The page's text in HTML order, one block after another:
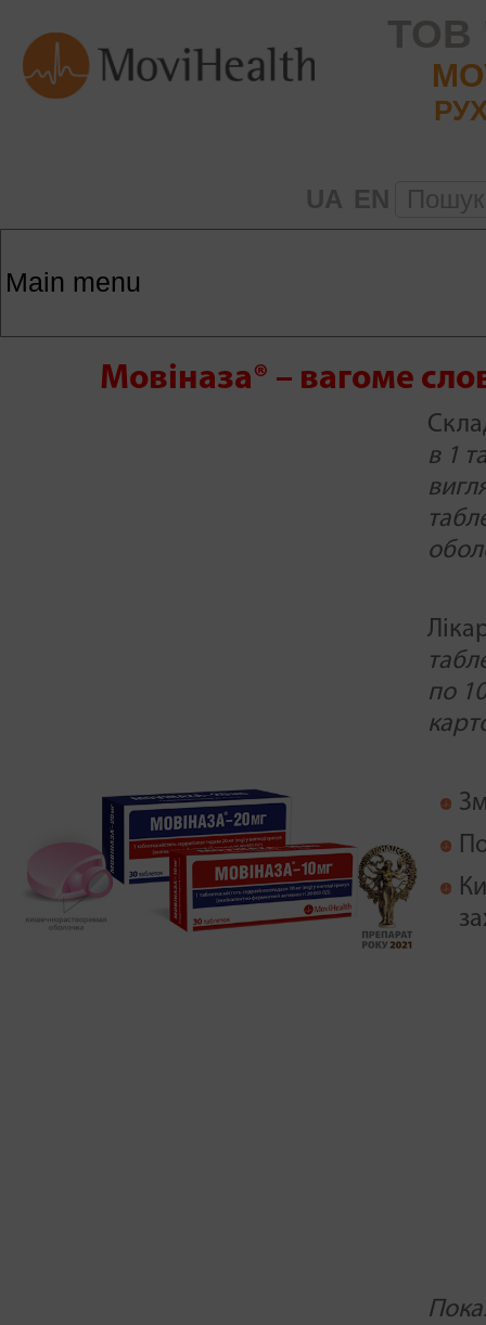
ТОВ
UA EN
Мовіназа® – вагоме
в 1
по